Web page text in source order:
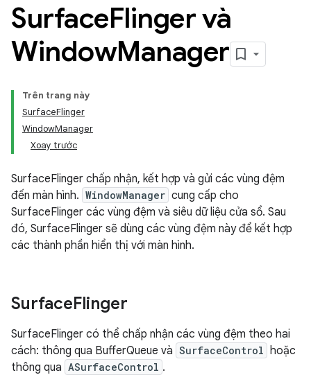
SurfaceFlinger và
WindowManager
Trên trang này
SurfaceFlinger
WindowManager
Xoay trước
SurfaceFlinger chấp nhận, kết hợp và gửi các vùng đệm
đến màn hình. WindowManager cung cấp cho
SurfaceFlinger các vùng đệm và siêu dữ liệu cửa sổ. Sau
đó, SurfaceFlinger sẽ dùng các vùng đệm này để kết hợp
các thành phần hiển thị với màn hình.
SurfaceFlinger
SurfaceFlinger có thể chấp nhận các vùng đệm theo hai
cách: thông qua BufferQueue và SurfaceControl hoặc
thông qua ASurfaceControl .